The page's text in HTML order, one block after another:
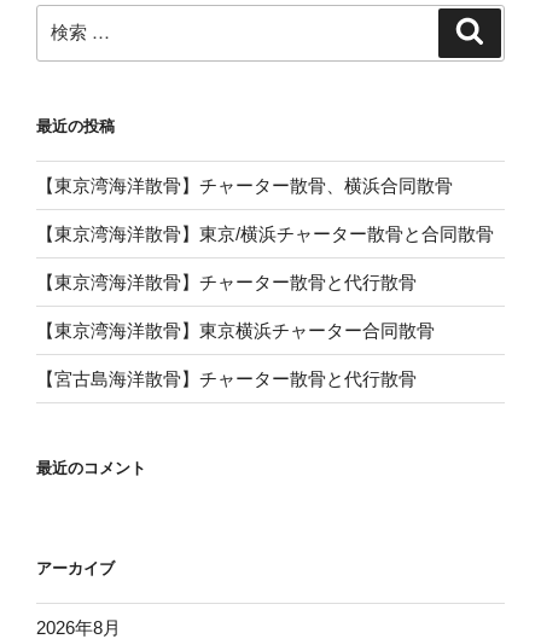
索:
最近の投稿
【東京湾海洋散骨】チャーター散骨、横浜合同散骨
【東京湾海洋散骨】東京/横浜チャーター散骨と合同散骨
【東京湾海洋散骨】チャーター散骨と代行散骨
【東京湾海洋散骨】東京横浜チャーター合同散骨
【宮古島海洋散骨】チャーター散骨と代行散骨
最近のコメント
アーカイブ
2026年8月